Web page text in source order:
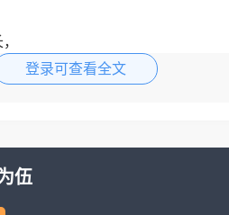
登录可查看全文
伍